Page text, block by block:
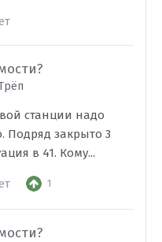
станции надо
Подряд закрыто 3
в 41. Кому...
1